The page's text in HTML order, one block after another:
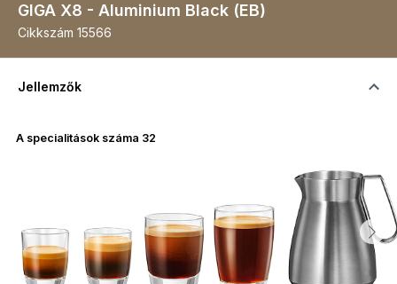
GIGA X8 - Aluminium Black (EB)
Cikkszám 15566
Jellemzők